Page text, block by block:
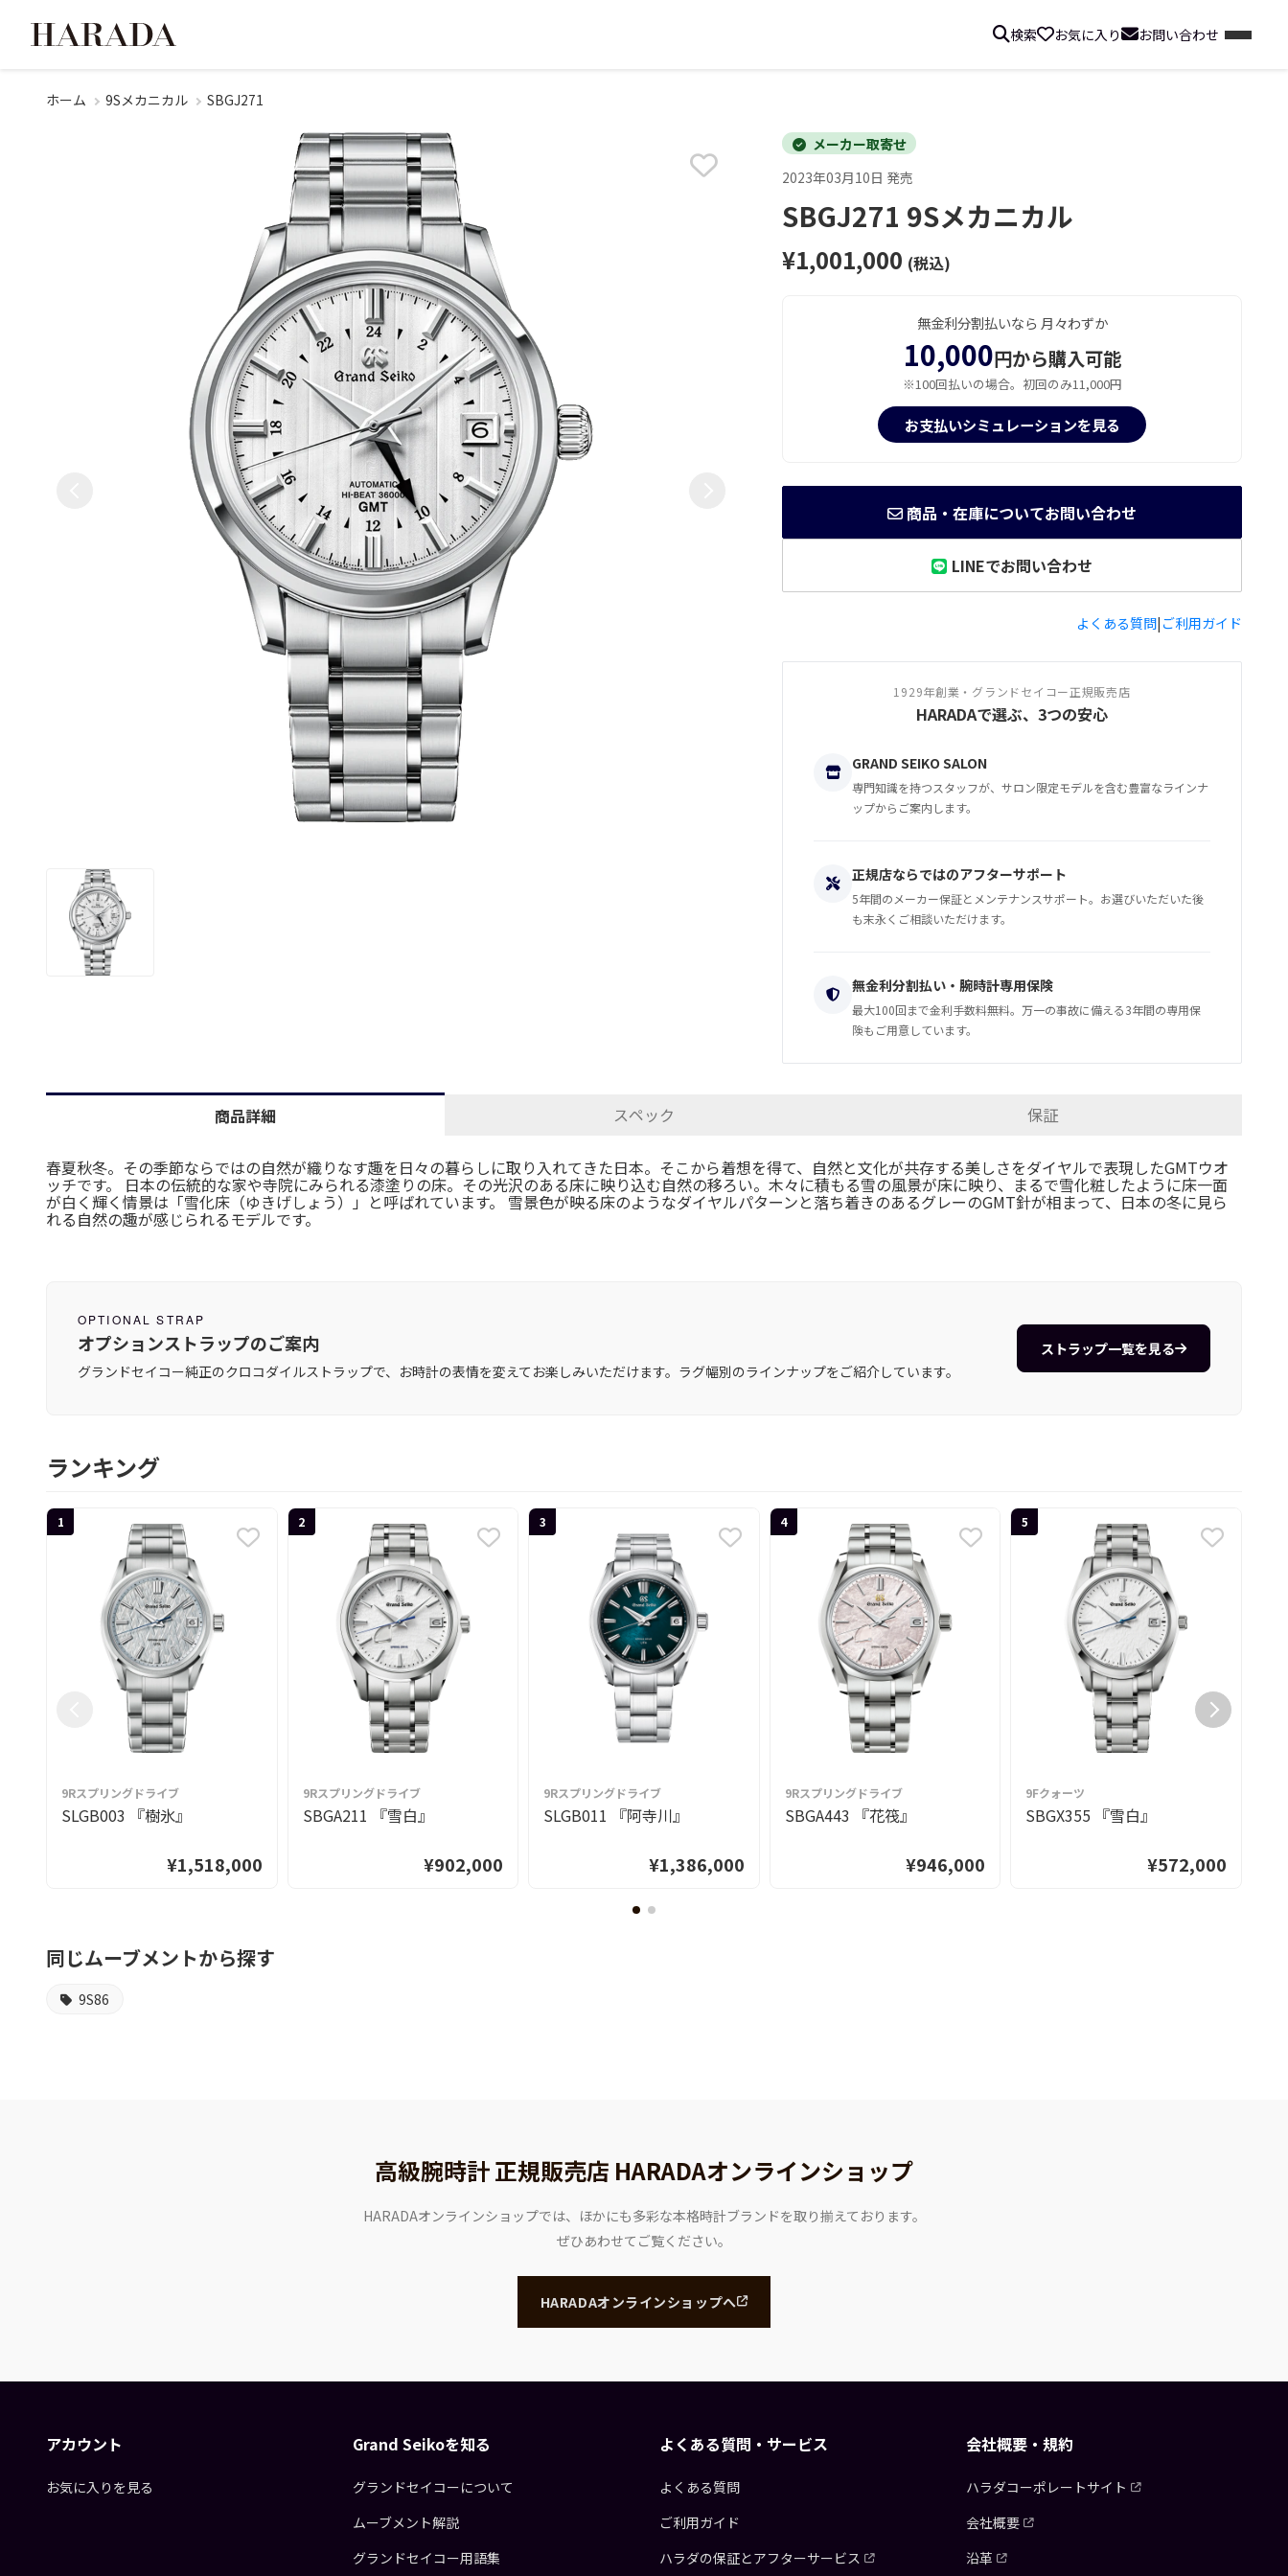
検索 お気に入り お問い合わせ
ホーム 9Sメカニカル SBGJ271
メーカー取寄せ
2023年03月10日 発売
SBGJ271 9Sメカニカル
¥1,001,000 (税込)
無金利分割払いなら 月々わずか
10,000円から購入可能
※100回払いの場合。初回のみ11,000円
お支払いシミュレーションを見る
商品・在庫についてお問い合わせ
LINEでお問い合わせ
よくある質問| ご利用ガイド
1929年創業・グランドセイコー正規販売店
HARADAで選ぶ、3つの安心
GRAND SEIKO SALON
専門知識を持つスタッフが、サロン限定モデルを含む豊富なラインナ
ップからご案内します。
正規店ならではのアフターサポート
5年間のメーカー保証とメンテナンスサポート。お選びいただいた後
も末永くご相談いただけます。
無金利分割払い・腕時計専用保険
最大100回まで金利手数料無料。万一の事故に備える3年間の専用保
険もご用意しています。
商品詳細 スペック 保証
春夏秋冬。その季節ならではの自然が織りなす趣を日々の暮らしに取り入れてきた日本。そこから着想を得て、自然と文化が共存する美しさをダイヤルで表現したGMTウオ
ッチです。 日本の伝統的な家や寺院にみられる漆塗りの床。その光沢のある床に映り込む自然の移ろい。木々に積もる雪の風景が床に映り、まるで雪化粧したように床一面
が白く輝く情景は「雪化床（ゆきげしょう）」と呼ばれています。 雪景色が映る床のようなダイヤルパターンと落ち着きのあるグレーのGMT針が相まって、日本の冬に見ら
れる自然の趣が感じられるモデルです。
OPTIONAL STRAP
オプションストラップのご案内
グランドセイコー純正のクロコダイルストラップで、お時計の表情を変えてお楽しみいただけます。ラグ幅別のラインナップをご紹介しています。
ストラップ一覧を見る
ランキング
1
9Rスプリングドライブ
SLGB003 『樹氷』
¥1,518,000
2
9Rスプリングドライブ
SBGA211 『雪白』
¥902,000
3
9Rスプリングドライブ
SLGB011 『阿寺川』
¥1,386,000
4
9Rスプリングドライブ
SBGA443 『花筏』
¥946,000
5
9Fクォーツ
SBGX355 『雪白』
¥572,000
同じムーブメントから探す
9S86
高級腕時計 正規販売店 HARADAオンラインショップ
HARADAオンラインショップでは、ほかにも多彩な本格時計ブランドを取り揃えております。
ぜひあわせてご覧ください。
HARADAオンラインショップへ
アカウント
お気に入りを見る
Grand Seikoを知る
グランドセイコーについて
ムーブメント解説
グランドセイコー用語集
よくある質問・サービス
よくある質問
ご利用ガイド
ハラダの保証とアフターサービス
会社概要・規約
ハラダコーポレートサイト
会社概要
沿革